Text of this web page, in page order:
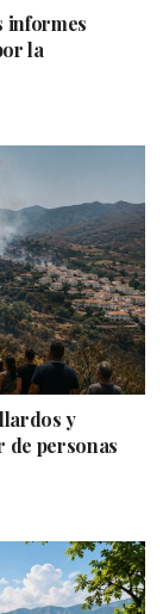
informes
la
y
de personas